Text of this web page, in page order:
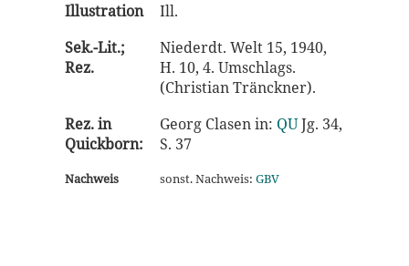
Illustration
Ill.
Sek.-Lit.;
Rez.
Niederdt. Welt 15, 1940,
H. 10, 4. Umschlags.
(Christian Tränckner).
Rez. in
Quickborn:
Georg Clasen in: QUJg. 34,
S. 37
Nachweis sonst. Nachweis: GBV